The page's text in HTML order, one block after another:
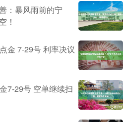
：暴风雨前的宁
！
金 7-29号 利率决议
7-29号 空单继续扫